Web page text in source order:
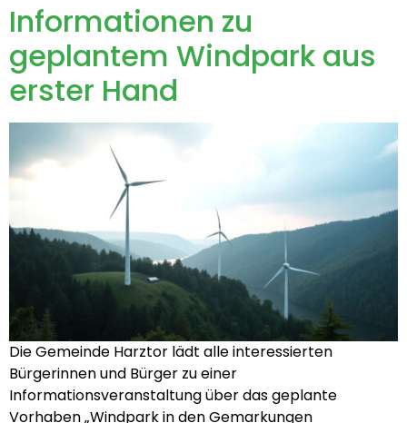
Informationen zu
geplantem Windpark aus
erster Hand
Die Gemeinde Harztor lädt alle interessierten
Bürgerinnen und Bürger zu einer
Informationsveranstaltung über das geplante
Vorhaben „Windpark in den Gemarkungen